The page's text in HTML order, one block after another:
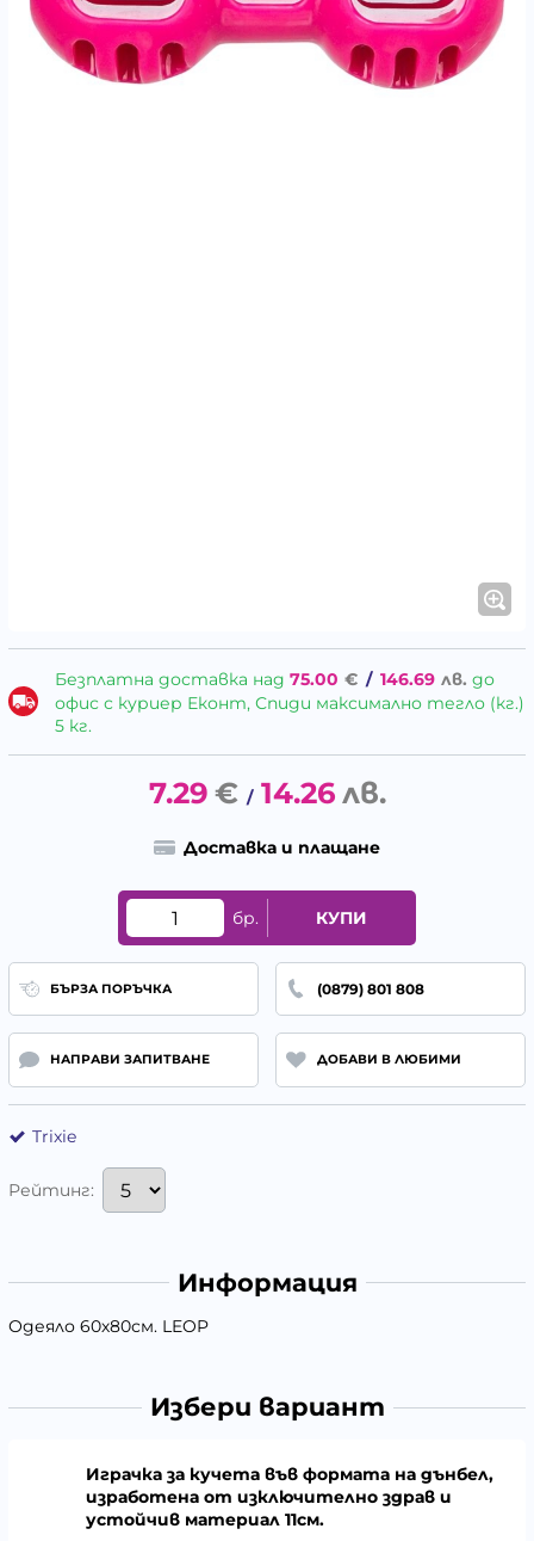
Безплатна доставка над 75.00 € / 146.69 лв. до
офис с куриер Еконт, Спиди максимално тегло (кг.)
5 кг.
7.29 € / 14.26 лв.
Доставка и плащане
бр. КУПИ
БЪРЗА ПОРЪЧКА (0879) 801 808
НАПРАВИ ЗАПИТВАНЕ ДОБАВИ В ЛЮБИМИ
Trixie
Рейтинг:
Информация
Одеяло 60х80см. LEOP
Избери вариант
Играчка за кучета във формата на дънбел,
изработена от изключително здрав и
устойчив материал 11см.